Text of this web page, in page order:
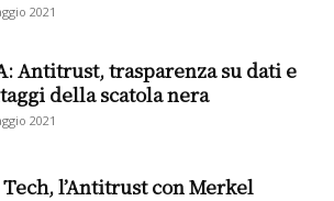
2021
Antitrust, trasparenza su dati e
della scatola nera
2021
l’Antitrust con Merkel